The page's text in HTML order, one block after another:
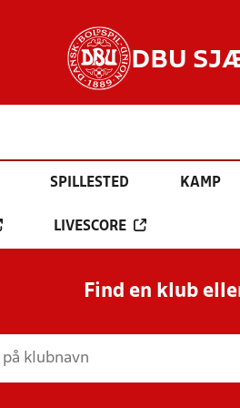
DBU
SPILLESTED KAMP
LIVESCORE
Find en klub